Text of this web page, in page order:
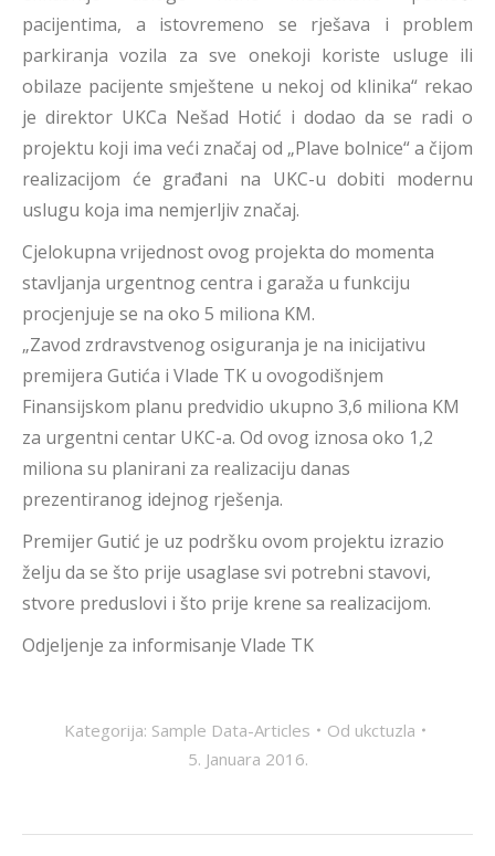
pacijentima, a istovremeno se rješava i problem
parkiranja vozila za sve onekoji koriste usluge ili
obilaze pacijente smještene u nekoj od klinika“ rekao
je direktor UKCa Nešad Hotić i dodao da se radi o
projektu koji ima veći značaj od „Plave bolnice“ a čijom
realizacijom će građani na UKC-u dobiti modernu
uslugu koja ima nemjerljiv značaj.
Cjelokupna vrijednost ovog projekta do momenta
stavljanja urgentnog centra i garaža u funkciju
procjenjuje se na oko 5 miliona KM.
„Zavod zrdravstvenog osiguranja je na inicijativu
premijera Gutića i Vlade TK u ovogodišnjem
Finansijskom planu predvidio ukupno 3,6 miliona KM
za urgentni centar UKC-a. Od ovog iznosa oko 1,2
miliona su planirani za realizaciju danas
prezentiranog idejnog rješenja.
Premijer Gutić je uz podršku ovom projektu izrazio
želju da se što prije usaglase svi potrebni stavovi,
stvore preduslovi i što prije krene sa realizacijom.
Odjeljenje za informisanje Vlade TK
Kategorija: Sample Data-Articles Od ukctuzla
5. Januara 2016.